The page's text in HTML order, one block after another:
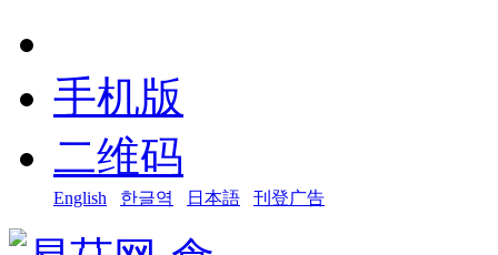
手机版
二维码
English 한글역 日本語 刊登广告